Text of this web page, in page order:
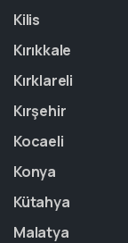
Kilis
Kırıkkale
Kırklareli
Kırşehir
Kocaeli
Konya
Kütahya
Malatya